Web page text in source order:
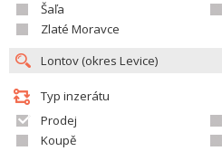
Šaľa
Zlaté Moravce
Typ inzerátu
Prodej
Koupě